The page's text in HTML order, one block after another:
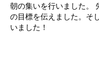
朝の集いを行いました。
の目標を伝えました。そ
いました！